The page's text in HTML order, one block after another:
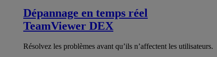
Dépannage en temps réel
TeamViewer DEX
Résolvez les problèmes avant qu’ils n’affectent les utilisateurs.